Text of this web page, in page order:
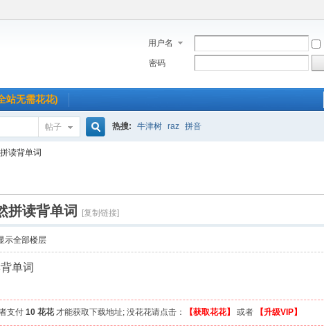
用户名
密码
站无需花花)
帖子
索
热搜: 牛津树 raz 拼音
读背单词
拼读背单词 [复制链接]
示全部楼层
单词
支付 10 花花才能获取下载地址; 没花花请点击： 【获取花花】 或者 【升级VIP】